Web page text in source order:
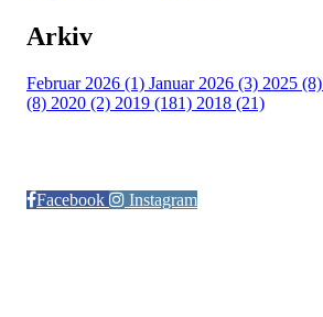
Arkiv
Februar 2026 (1) Januar 2026 (3) 2025 (8)
(8) 2020 (2) 2019 (181) 2018 (21)
Facebook
Instagram